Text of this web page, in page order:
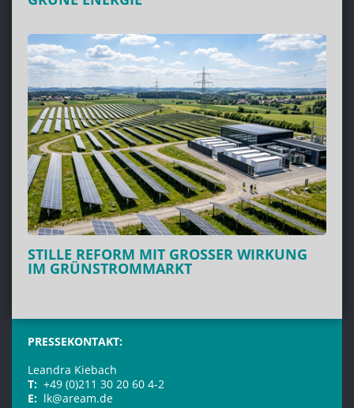
STILLE REFORM MIT GROSSER WIRKUNG I
M GRÜNSTROMMARKT
PRESSEKONTAKT:
Leandra Kiebach
T: +49 (0)211 30 20 60 4-2
E: lk@aream.de